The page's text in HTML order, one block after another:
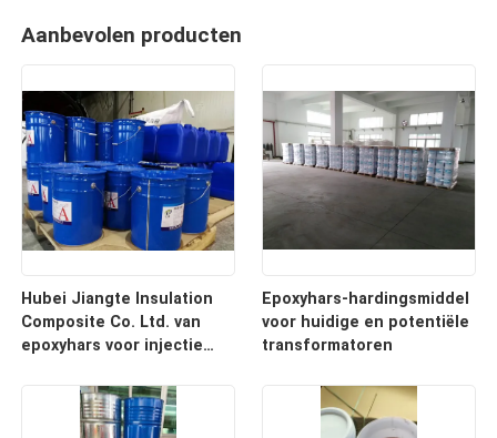
Aanbevolen producten
Hubei Jiangte Insulation
Composite Co. Ltd. van
epoxyhars voor injectie
transformatoren
Epoxyhars-hardingsmiddel
voor huidige en potentiële
transformatoren